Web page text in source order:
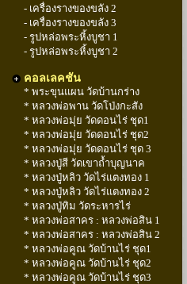
- เครื่องรางของขลัง 2
- เครื่องรางของขลัง 3
- รูปหล่อพระหิ้งบูชา 1
- รูปหล่อพระหิ้งบูชา 2
คอลเลคชัน
* พระขุนแผน วัดบ้านกร่าง
* หลวงพ่อพาน วัดโป่งกะสัง
* หลวงพ่อมุ่ย วัดดอนไร่ ชุด1
* หลวงพ่อมุ่ย วัดดอนไร่ ชุด2
* หลวงพ่อมุ่ย วัดดอนไร่ ชุด 3
* หลวงปู่สี วัดเขาถ้ำบุญนาค
* หลวงปู่หลิว วัดไร่แตงทอง 1
* หลวงปู่หลิว วัดไร่แตงทอง 2
* หลวงปู่ทิม วัดระหารไร่
* หลวงพ่อสาคร : หลวงพ่อสิน 1
* หลวงพ่อสาคร : หลวงพ่อสิน 2
* หลวงพ่อคูณ วัดบ้านไร่ ชุด1
* หลวงพ่อคูณ วัดบ้านไร่ ชุด2
* หลวงพ่อคูณ วัดบ้านไร่ ชุด3